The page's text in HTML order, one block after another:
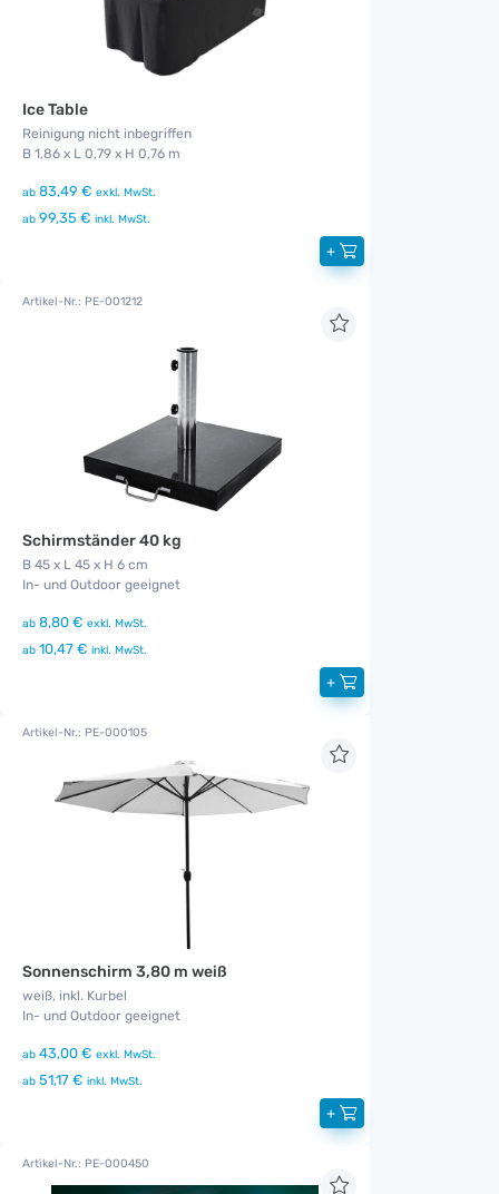
Ice Table
Reinigung nicht inbegriffen
B 1,86 x L 0,79 x H 0,76 m
ab 83,49 € exkl. MwSt.
ab 99,35 € inkl. MwSt.
+
Artikel-Nr.: PE-001212
Schirmständer 40 kg
B 45 x L 45 x H 6 cm
In- und Outdoor geeignet
ab 8,80 € exkl. MwSt.
ab 10,47 € inkl. MwSt.
+
Artikel-Nr.: PE-000105
Sonnenschirm 3,80 m weiß
weiß, inkl. Kurbel
In- und Outdoor geeignet
ab 43,00 € exkl. MwSt.
ab 51,17 € inkl. MwSt.
+
Artikel-Nr.: PE-000450